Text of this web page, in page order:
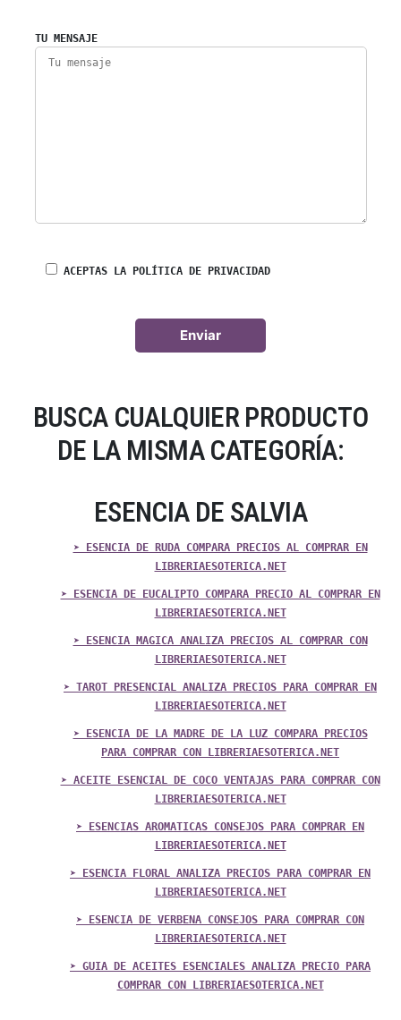
TU MENSAJE
ACEPTAS LA POLÍTICA DE PRIVACIDAD
BUSCA CUALQUIER PRODUCTO
DE LA MISMA CATEGORÍA:
ESENCIA DE SALVIA
➤ ESENCIA DE RUDA COMPARA PRECIOS AL COMPRAR EN
LIBRERIAESOTERICA.NET
➤ ESENCIA DE EUCALIPTO COMPARA PRECIO AL COMPRAR EN
LIBRERIAESOTERICA.NET
➤ ESENCIA MAGICA ANALIZA PRECIOS AL COMPRAR CON
LIBRERIAESOTERICA.NET
➤ TAROT PRESENCIAL ANALIZA PRECIOS PARA COMPRAR EN
LIBRERIAESOTERICA.NET
➤ ESENCIA DE LA MADRE DE LA LUZ COMPARA PRECIOS
PARA COMPRAR CON LIBRERIAESOTERICA.NET
➤ ACEITE ESENCIAL DE COCO VENTAJAS PARA COMPRAR CON
LIBRERIAESOTERICA.NET
➤ ESENCIAS AROMATICAS CONSEJOS PARA COMPRAR EN
LIBRERIAESOTERICA.NET
➤ ESENCIA FLORAL ANALIZA PRECIOS PARA COMPRAR EN
LIBRERIAESOTERICA.NET
➤ ESENCIA DE VERBENA CONSEJOS PARA COMPRAR CON
LIBRERIAESOTERICA.NET
➤ GUIA DE ACEITES ESENCIALES ANALIZA PRECIO PARA
COMPRAR CON LIBRERIAESOTERICA.NET